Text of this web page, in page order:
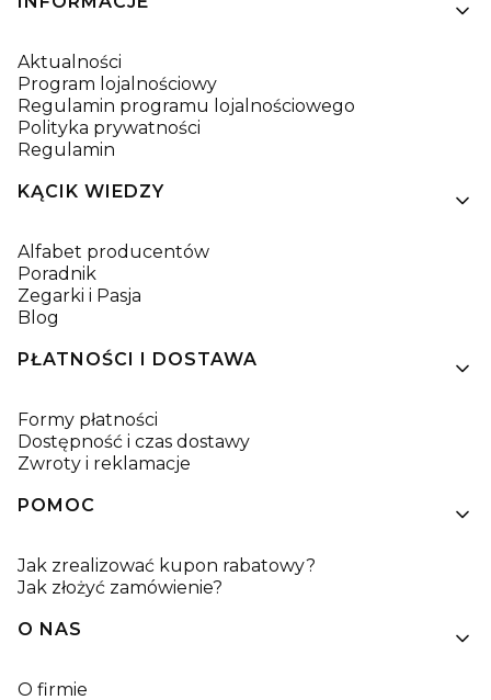
Aktualności
Program lojalnościowy
Regulamin programu lojalnościowego
Polityka prywatności
Regulamin
KĄCIK WIEDZY
Alfabet producentów
Poradnik
Zegarki i Pasja
Blog
PŁATNOŚCI I DOSTAWA
Formy płatności
Dostępność i czas dostawy
Zwroty i reklamacje
POMOC
Jak zrealizować kupon rabatowy?
Jak złożyć zamówienie?
O NAS
O firmie